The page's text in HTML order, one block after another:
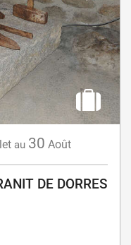
au 30 Août
DE DORRES